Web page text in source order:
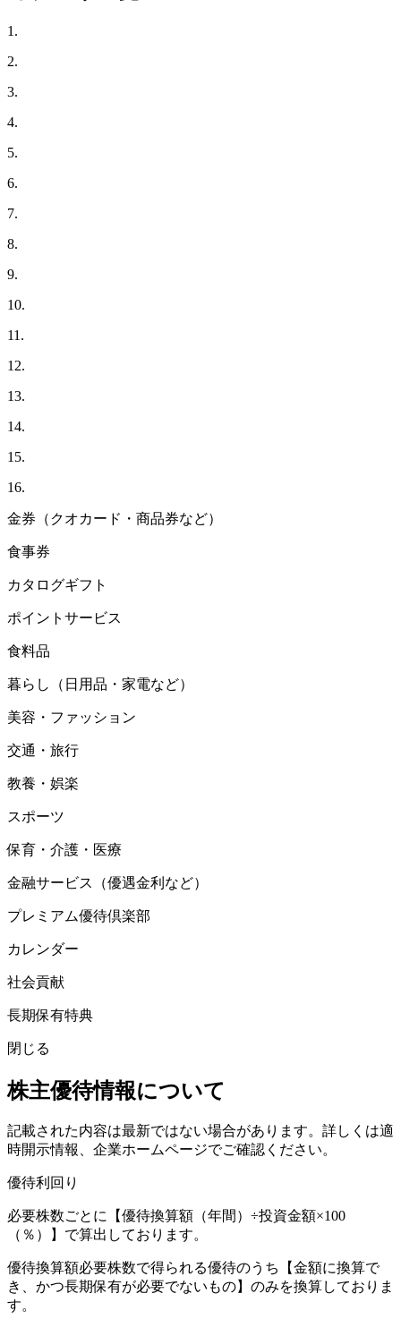
1.
2.
3.
4.
5.
6.
7.
8.
9.
10.
11.
12.
13.
14.
15.
16.
金券（クオカード・商品券など）
食事券
カタログギフト
ポイントサービス
食料品
暮らし（日用品・家電など）
美容・ファッション
交通・旅行
教養・娯楽
スポーツ
保育・介護・医療
金融サービス（優遇金利など）
プレミアム優待倶楽部
カレンダー
社会貢献
長期保有特典
閉じる
株主優待情報について
記載された内容は最新ではない場合があります。詳しくは適
時開示情報、企業ホームページでご確認ください。
優待利回り
必要株数ごとに【優待換算額（年間）÷投資金額×100
（％）】で算出しております。
優待換算額必要株数で得られる優待のうち【金額に換算で
き、かつ長期保有が必要でないもの】のみを換算しておりま
す。